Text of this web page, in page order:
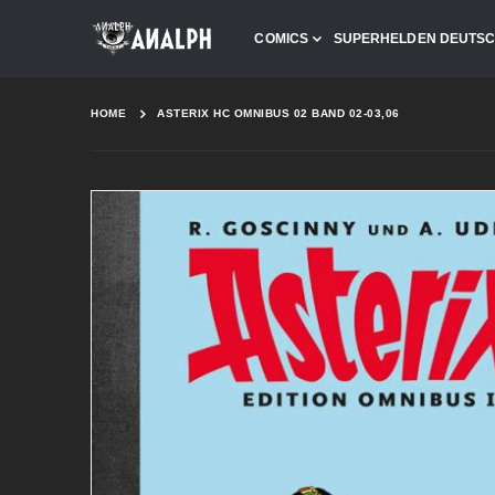
COMICS SUPERHELDEN
HOME ASTERIX HC OMNIBUS 02 BAND 02-03,06
Skip